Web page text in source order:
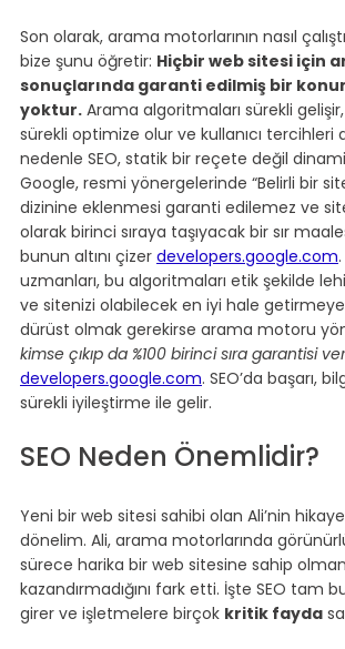
Son olarak, arama motorlarının nasıl
bize şunu öğretir: Hiçbir web sitesi için
sonuçlarında garanti edilmiş bir
yoktur. Arama algoritmaları sürekli
sürekli optimize olur ve kullanıcı tercihleri
nedenle SEO, statik bir reçete değil
Google, resmi yönergelerinde “Belirli bir
dizinine eklenmesi garanti edilemez ve
olarak birinci sıraya taşıyacak bir sır
bunun altını çizer developers.google.com
uzmanları, bu algoritmaları etik şekilde
ve sitenizi olabilecek en iyi hale getirmeye
dürüst olmak gerekirse arama motoru
kimse çıkıp da %100 birinci sıra garantisi
developers.google.com. SEO’da başarı,
sürekli iyileştirme ile gelir.
SEO Neden Önemlidir?
Yeni bir web sitesi sahibi olan Ali’nin
dönelim. Ali, arama motorlarında
sürece harika bir web sitesine sahip
kazandırmadığını fark etti. İşte SEO tam
girer ve işletmelere birçok kritik fayda